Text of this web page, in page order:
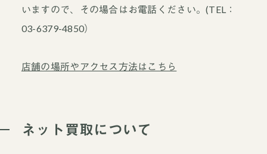
いますので、その場合はお電話ください。(TEL：
03-6379-4850）
店舗の場所やアクセス方法はこちら
ネット買取について